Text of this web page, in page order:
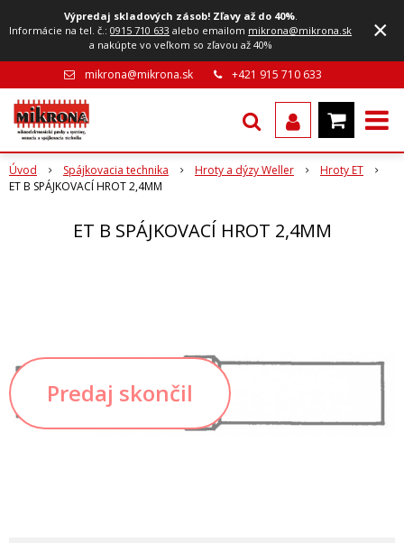
Výpredaj skladových zásob! Zľavy až do 40%.
Informácie na tel. č.:0915 710 633 alebo emailom mikrona@mikrona.sk
a nakúpte vo veľkom so zľavou až 40%
×
mikrona@mikrona.sk +421 915 710 633
Úvod Spájkovacia technika Hroty a dýzy Weller
Hroty ET
ET B SPÁJKOVACÍ HROT 2,4MM
ET B SPÁJKOVACÍ HROT 2,4MM